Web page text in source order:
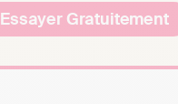
Essayer Gratuitement